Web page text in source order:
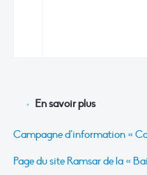
En savoir plus
Campagne d’information «
Page du site Ramsar de la «